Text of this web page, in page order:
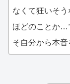
なくて狂いそ
ほどのことか…
そ自分から本